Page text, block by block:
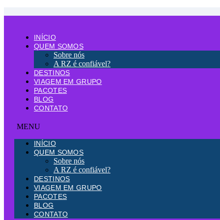
para
INÍCIO
QUEM SOMOS
Sobre nós
A RZ é confiável?
DESTINOS
VIAGEM EM GRUPO
PACOTES
BLOG
CONTATO
INÍCIO
QUEM SOMOS
Sobre nós
A RZ é confiável?
DESTINOS
VIAGEM EM GRUPO
PACOTES
BLOG
CONTATO
Aventura,Blog
Atacama sob medida: Planeje sua
Você sabia que o Deserto do Atacama é um dos lugares mais
naturais que se destacam no clima árido da região. Por isso,
atividades incríveis, como visitas a salares e gêiseres até
Que tal entender tudo o que você precisa saber para que esse